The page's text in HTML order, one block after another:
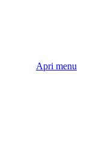
Apri menu